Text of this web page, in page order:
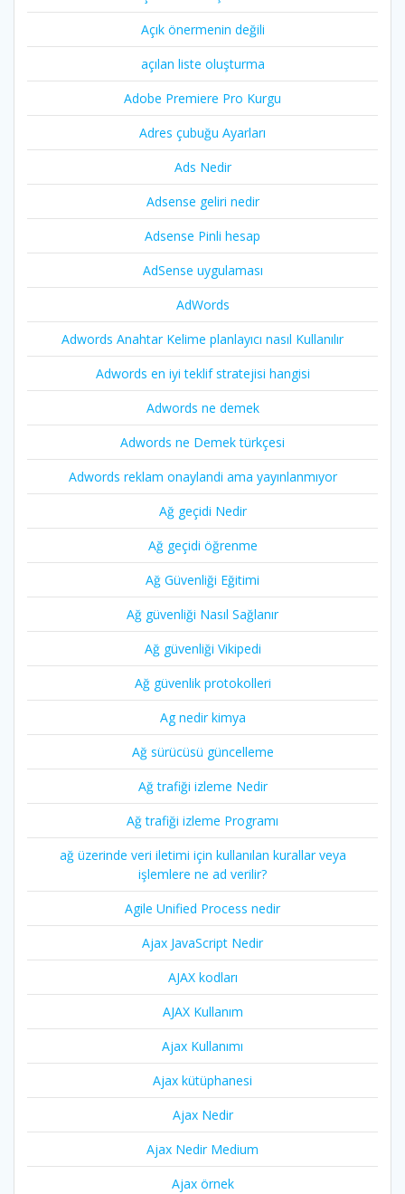
Açık önermenin değili
açılan liste oluşturma
Adobe Premiere Pro Kurgu
Adres çubuğu Ayarları
Ads Nedir
Adsense geliri nedir
Adsense Pinli hesap
AdSense uygulaması
AdWords
Adwords Anahtar Kelime planlayıcı nasıl Kullanılır
Adwords en iyi teklif stratejisi hangisi
Adwords ne demek
Adwords ne Demek türkçesi
Adwords reklam onaylandi ama yayınlanmıyor
Ağ geçidi Nedir
Ağ geçidi öğrenme
Ağ Güvenliği Eğitimi
Ağ güvenliği Nasıl Sağlanır
Ağ güvenliği Vikipedi
Ağ güvenlik protokolleri
Ag nedir kimya
Ağ sürücüsü güncelleme
Ağ trafiği izleme Nedir
Ağ trafiği izleme Programı
ağ üzerinde veri iletimi için kullanılan kurallar veya
işlemlere ne ad verilir?
Agile Unified Process nedir
Ajax JavaScript Nedir
AJAX kodları
AJAX Kullanım
Ajax Kullanımı
Ajax kütüphanesi
Ajax Nedir
Ajax Nedir Medium
Ajax örnek